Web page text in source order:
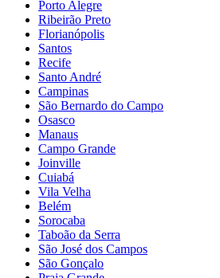
Porto Alegre
Ribeirão Preto
Florianópolis
Santos
Recife
Santo André
Campinas
São Bernardo do Campo
Osasco
Manaus
Campo Grande
Joinville
Cuiabá
Vila Velha
Belém
Sorocaba
Taboão da Serra
São José dos Campos
São Gonçalo